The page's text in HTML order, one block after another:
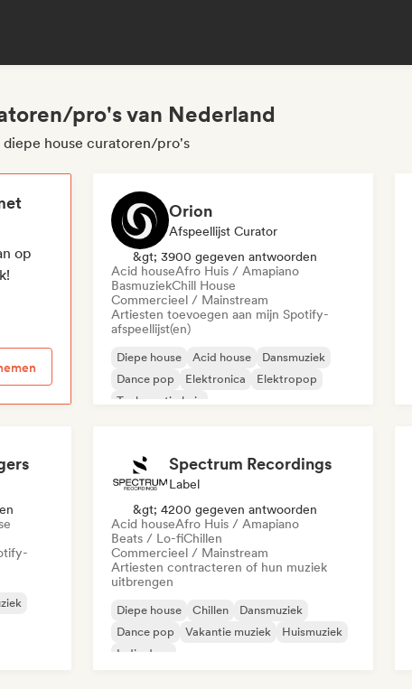
pro's van Nederland
house curatoren/pro's
op
Orion
Afspeellijst Curator
&gt; 3900 gegeven antwoorden
Acid houseAfro Huis / Amapiano
BasmuziekChill House
Commercieel / Mainstream
Artiesten toevoegen aan mijn Spotify-
afspeellijst(en)
Diepe house Acid house
Dansmuziek
Dance pop
Elektronica
Elektropop
Toekomstig huis
Spectrum Recordings
Label
&gt; 4200 gegeven antwoorden
Acid houseAfro Huis / Amapiano
Beats / Lo-fiChillen
Commercieel / Mainstream
Artiesten contracteren of hun muziek
uitbrengen
Diepe house Chillen
Dansmuziek
Dance pop
Vakantie muziek
Huismuziek
Indie dans